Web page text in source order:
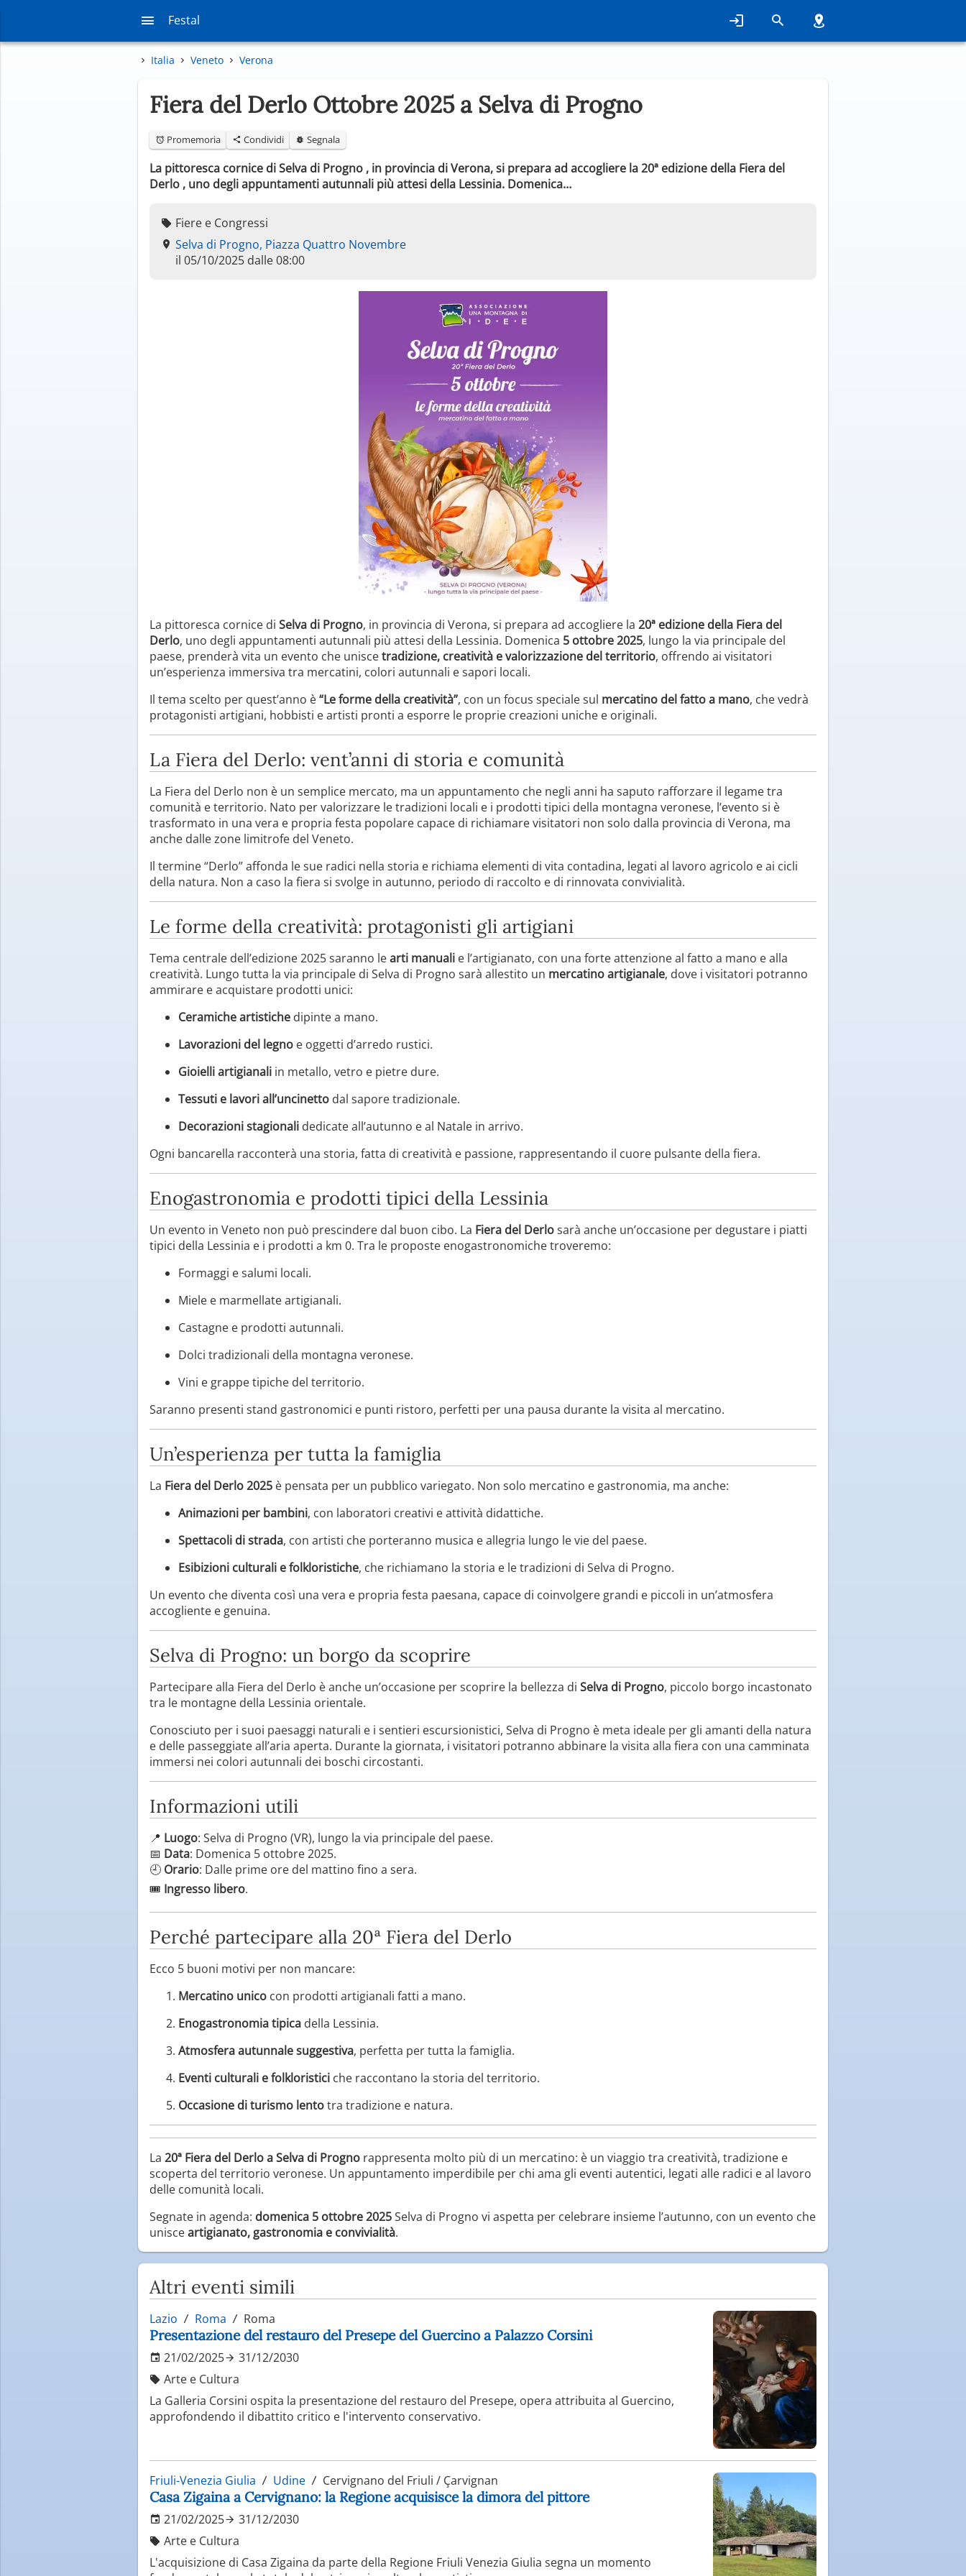
Festal
Italia Veneto Verona
Fiera del Derlo Ottobre 2025 a Selva di Progno
Promemoria Condividi Segnala
La pittoresca cornice di Selva di Progno , in provincia di Verona, si prepara ad accogliere la 20ª edizione della Fiera del
Derlo , uno degli appuntamenti autunnali più attesi della Lessinia. Domenica…
Fiere e Congressi
Selva di Progno, Piazza Quattro Novembre
il 05/10/2025 dalle 08:00
La pittoresca cornice di Selva di Progno, in provincia di Verona, si prepara ad accogliere la 20ª edizione della Fiera del
Derlo, uno degli appuntamenti autunnali più attesi della Lessinia. Domenica 5 ottobre 2025, lungo la via principale del
paese, prenderà vita un evento che uniscetradizione, creatività e valorizzazione del territorio, offrendo ai visitatori
un’esperienza immersiva tra mercatini, colori autunnali e sapori locali.
Il tema scelto per quest’anno è“Le forme della creatività”, con un focus speciale sul mercatino del fatto a mano, che vedrà
protagonisti artigiani, hobbisti e artisti pronti a esporre le proprie creazioni uniche e originali.
La Fiera del Derlo: vent’anni di storia e comunità
La Fiera del Derlo non è un semplice mercato, ma un appuntamento che negli anni ha saputo rafforzare il legame tra
comunità e territorio. Nato per valorizzare le tradizioni locali e i prodotti tipici della montagna veronese, l’evento si è
trasformato in una vera e propria festa popolare capace di richiamare visitatori non solo dalla provincia di Verona, ma
anche dalle zone limitrofe del Veneto.
Il termine “Derlo” affonda le sue radici nella storia e richiama elementi di vita contadina, legati al lavoro agricolo e ai cicli
della natura. Non a caso la fiera si svolge in autunno, periodo di raccolto e di rinnovata convivialità.
Le forme della creatività: protagonisti gli artigiani
Tema centrale dell’edizione 2025 saranno learti manuali e l’artigianato, con una forte attenzione al fatto a mano e alla
creatività. Lungo tutta la via principale di Selva di Progno sarà allestito un mercatino artigianale, dove i visitatori potranno
ammirare e acquistare prodotti unici:
Ceramiche artistiche dipinte a mano.
Lavorazioni del legno e oggetti d’arredo rustici.
Gioielli artigianali in metallo, vetro e pietre dure.
Tessuti e lavori all’uncinetto dal sapore tradizionale.
Decorazioni stagionali dedicate all’autunno e al Natale in arrivo.
Ogni bancarella racconterà una storia, fatta di creatività e passione, rappresentando il cuore pulsante della fiera.
Enogastronomia e prodotti tipici della Lessinia
Un evento in Veneto non può prescindere dal buon cibo. La Fiera del Derlosarà anche un’occasione per degustare i piatti
tipici della Lessinia e i prodotti a km 0. Tra le proposte enogastronomiche troveremo:
Formaggi e salumi locali.
Miele e marmellate artigianali.
Castagne e prodotti autunnali.
Dolci tradizionali della montagna veronese.
Vini e grappe tipiche del territorio.
Saranno presenti stand gastronomici e punti ristoro, perfetti per una pausa durante la visita al mercatino.
Un’esperienza per tutta la famiglia
La Fiera del Derlo 2025 è pensata per un pubblico variegato. Non solo mercatino e gastronomia, ma anche:
Animazioni per bambini, con laboratori creativi e attività didattiche.
Spettacoli di strada, con artisti che porteranno musica e allegria lungo le vie del paese.
Esibizioni culturali e folkloristiche, che richiamano la storia e le tradizioni di Selva di Progno.
Un evento che diventa così una vera e propria festa paesana, capace di coinvolgere grandi e piccoli in un’atmosfera
accogliente e genuina.
Selva di Progno: un borgo da scoprire
Partecipare alla Fiera del Derlo è anche un’occasione per scoprire la bellezza di Selva di Progno, piccolo borgo incastonato
tra le montagne della Lessinia orientale.
Conosciuto per i suoi paesaggi naturali e i sentieri escursionistici, Selva di Progno è meta ideale per gli amanti della natura
e delle passeggiate all’aria aperta. Durante la giornata, i visitatori potranno abbinare la visita alla fiera con una camminata
immersi nei colori autunnali dei boschi circostanti.
Informazioni utili
📍 Luogo: Selva di Progno (VR), lungo la via principale del paese.
📅 Data: Domenica 5 ottobre 2025.
🕘 Orario: Dalle prime ore del mattino fino a sera.
🎟️ Ingresso libero.
Perché partecipare alla 20ª Fiera del Derlo
Ecco 5 buoni motivi per non mancare:
Mercatino unico con prodotti artigianali fatti a mano.
Enogastronomia tipica della Lessinia.
Atmosfera autunnale suggestiva, perfetta per tutta la famiglia.
Eventi culturali e folkloristici che raccontano la storia del territorio.
Occasione di turismo lentotra tradizione e natura.
La 20ª Fiera del Derlo a Selva di Progno rappresenta molto più di un mercatino: è un viaggio tra creatività, tradizione e
scoperta del territorio veronese. Un appuntamento imperdibile per chi ama gli eventi autentici, legati alle radici e al lavoro
delle comunità locali.
Segnate in agenda: domenica 5 ottobre 2025Selva di Progno vi aspetta per celebrare insieme l’autunno, con un evento che
unisceartigianato, gastronomia e convivialità.
Altri eventi simili
Lazio Roma Roma
Presentazione del restauro del Presepe del Guercino a Palazzo Corsini
21/02/2025
31/12/2030
Arte e Cultura
La Galleria Corsini ospita la presentazione del restauro del Presepe, opera attribuita al Guercino,
approfondendo il dibattito critico e l'intervento conservativo.
Friuli-Venezia Giulia Udine Cervignano del Friuli / Çarvignan
Casa Zigaina a Cervignano: la Regione acquisisce la dimora del pittore
21/02/2025
31/12/2030
Arte e Cultura
L'acquisizione di Casa Zigaina da parte della Regione Friuli Venezia Giulia segna un momento